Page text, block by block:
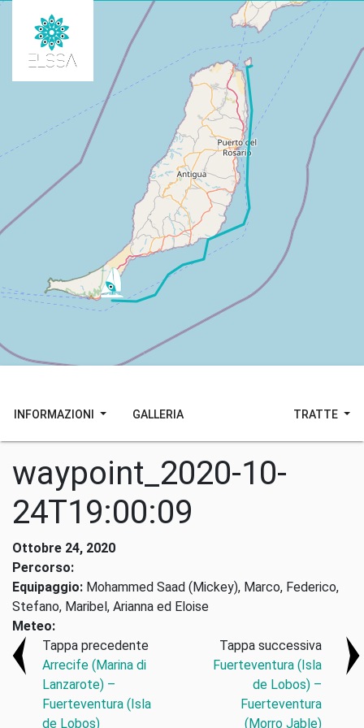
INFORMAZIONI GALLERIA TRATTE
waypoint_2020-10-
24T19:00:09
Ottobre 24, 2020
Percorso:
Equipaggio: Mohammed Saad (Mickey), Marco, Federico,
Stefano, Maribel, Arianna ed Eloise
Meteo:
Tappa precedente
Arrecife (Marina di
Lanzarote) –
Fuerteventura (Isla
de Lobos)
Tappa successiva
Fuerteventura (Isla
de Lobos) –
Fuerteventura
(Morro Jable)